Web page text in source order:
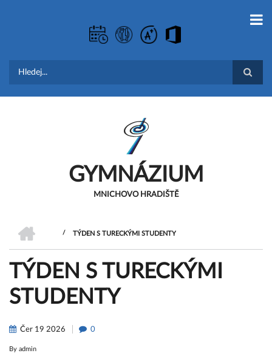
GYMNÁZIUM
MNICHOVO HRADIŠTĚ
DROBEČKOVÁ
NAVIGACE
/ TÝDEN S TURECKÝMI STUDENTY
TÝDEN S TURECKÝMI
STUDENTY
Čer 19 2026 0
By admin